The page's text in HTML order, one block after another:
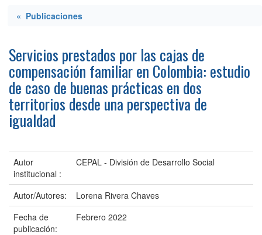
« Publicaciones
Servicios prestados por las cajas de
compensación familiar en Colombia: estudio
de caso de buenas prácticas en dos
territorios desde una perspectiva de
igualdad
Autor
institucional :
CEPAL - División de Desarrollo Social
Autor/Autores:
Lorena Rivera Chaves
Fecha de
publicación:
Febrero 2022